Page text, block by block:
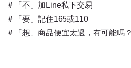
＃「不」加Line私下交易
＃「要」記住165或110
＃「想」商品便宜太過，有可能嗎？